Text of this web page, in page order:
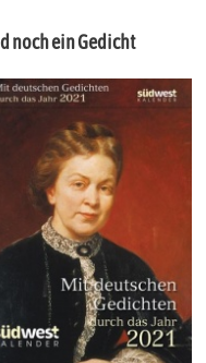
noch ein Gedicht